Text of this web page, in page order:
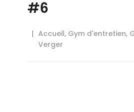
#6
Accueil, Gym d'entretien,
Verger